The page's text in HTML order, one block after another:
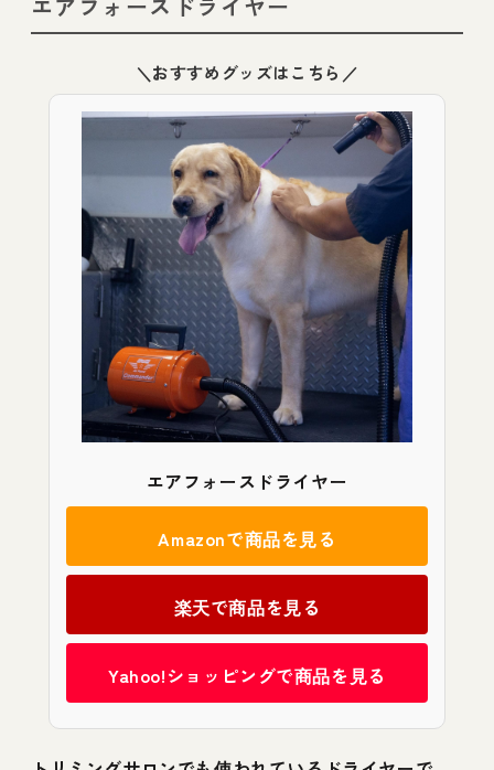
＼おすすめグッズはこちら／
エアフォースドライヤー
Amazonで商品を見る
楽天で商品を見る
Yahoo!ショッピングで商品を見る